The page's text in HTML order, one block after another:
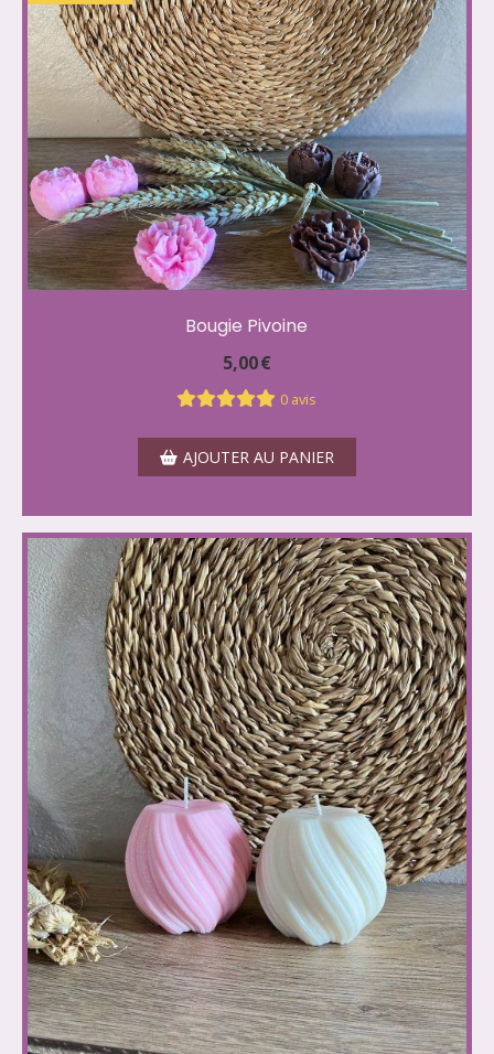
Bougie Pivoine
5,00€
0 avis
AJOUTER AU PANIER